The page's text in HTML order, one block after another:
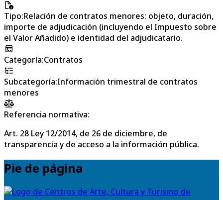
Tipo:Relación de contratos menores: objeto, duración,
importe de adjudicación (incluyendo el Impuesto sobre
el Valor Añadido) e identidad del adjudicatario.
Categoría:Contratos
Subcategoría:Información trimestral de contratos
menores
Referencia normativa:
Art. 28 Ley 12/2014, de 26 de diciembre, de
transparencia y de acceso a la información pública.
Pie de página